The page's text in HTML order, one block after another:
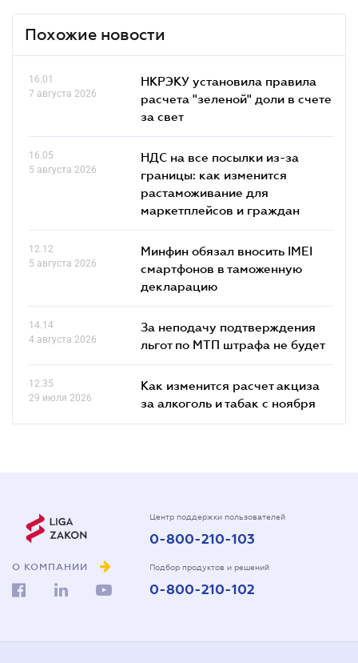
Похожие новости
16.01
7 августа 2026
НКРЭКУ установила правила
расчета "зеленой" доли в счете
за свет
16.05
5 августа 2026
НДС на все посылки из-за
границы: как изменится
растаможивание для
маркетплейсов и граждан
12.12
5 августа 2026
Минфин обязал вносить IMEI
смартфонов в таможенную
декларацию
14.14
4 августа 2026
За неподачу подтверждения
льгот по МТП штрафа не будет
12.35
29 июля 2026
Как изменится расчет акциза
за алкоголь и табак с ноября
О КОМПАНИИ
Центр поддержки пользователей
0-800-210-103
Подбор продуктов и решений
0-800-210-102